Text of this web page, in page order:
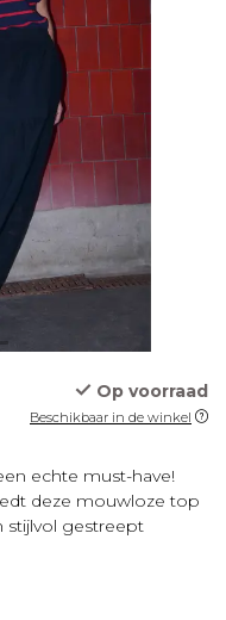
Op voorraad
Beschikbaar in de winkel
echte must-have!
deze mouwloze top
stijlvol gestreept